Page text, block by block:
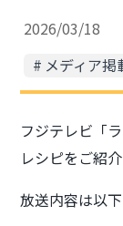
2026/03/18
メディア掲
フジテレビ「
レシピをご紹
放送内容は以